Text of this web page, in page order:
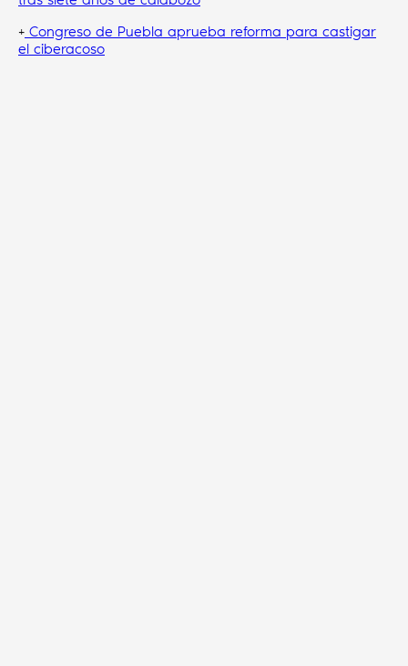
+ Congreso de Puebla aprueba reforma para castigar
el ciberacoso